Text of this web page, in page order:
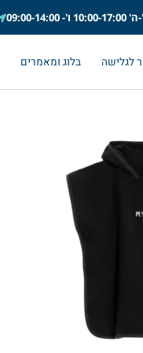
ו'- 09:00-14:00
לגלישה בלוג ומאמרים